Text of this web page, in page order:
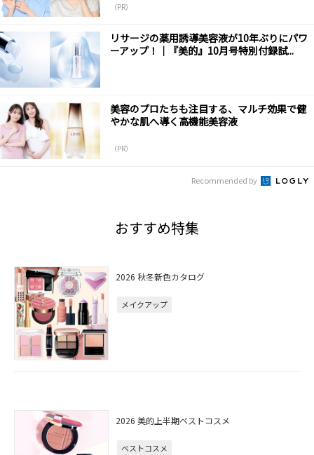
（PR）
リサージの薬用誘導美容液が10年ぶりにパワ
ーアップ！｜『美的』10月号特別付録試...
美容のプロたちも注目する、マルチ効果で健
やかな肌へ導く高機能美容液
（PR）
Recommended by
おすすめ特集
2026 秋冬新色カタログ
メイクアップ
2026 美的上半期ベストコスメ
ベストコスメ